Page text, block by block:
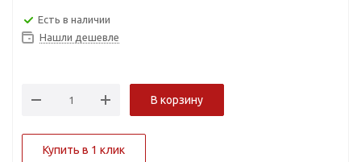
Есть в наличии
Нашли дешевле
В корзину
Купить в 1 клик